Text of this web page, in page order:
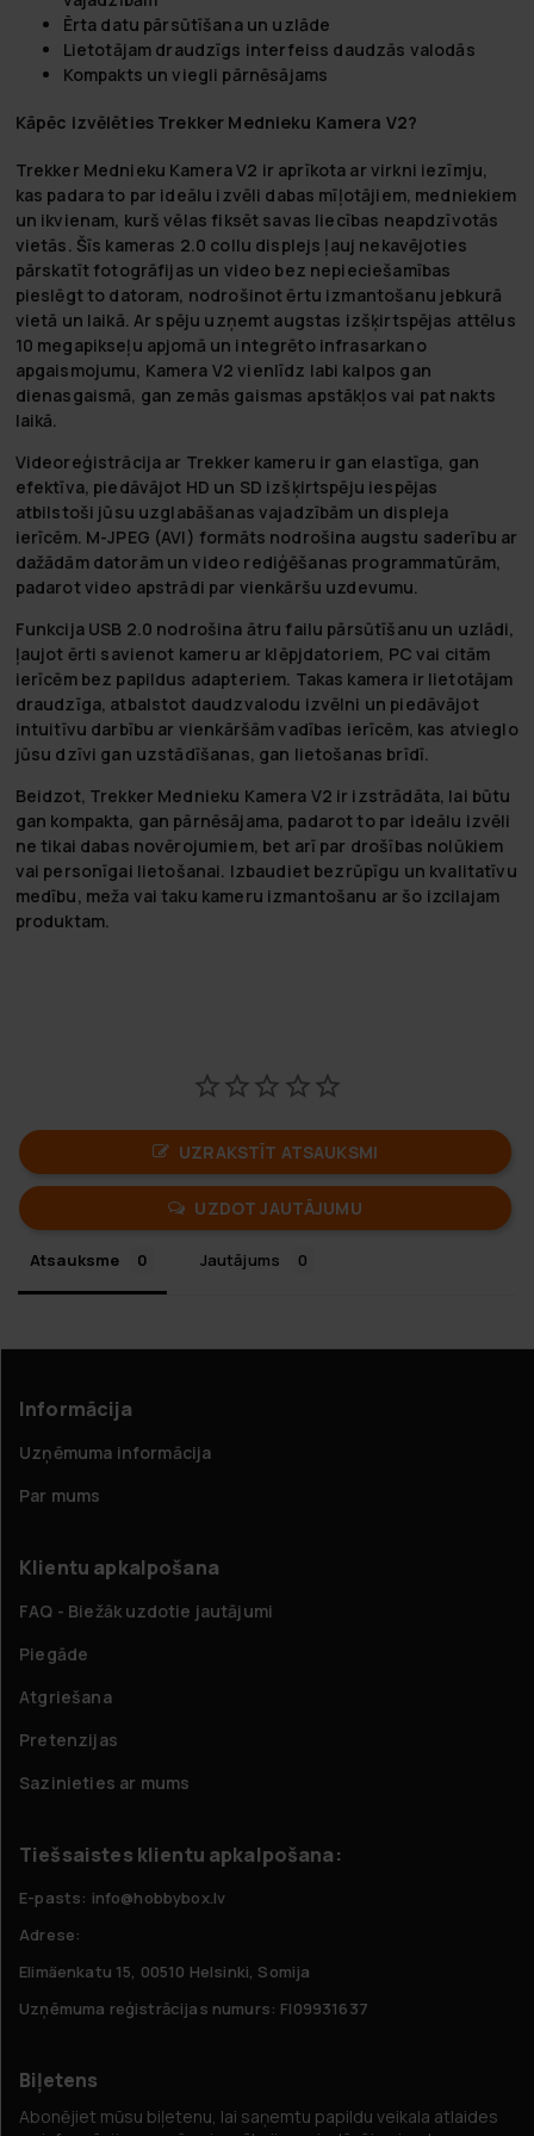
Ērta datu pārsūtīšana un uzlāde
Lietotājam draudzīgs interfeiss daudzās valodās
Kompakts un viegli pārnēsājams
Kāpēc izvēlēties Trekker Mednieku Kamera V2?
Trekker Mednieku Kamera V2 ir aprīkota ar virkni iezīmju,
kas padara to par ideālu izvēli dabas mīļotājiem, medniekiem
un ikvienam, kurš vēlas fiksēt savas liecības neapdzīvotās
vietās. Šīs kameras 2.0 collu displejs ļauj nekavējoties
pārskatīt fotogrāfijas un video bez nepieciešamības
pieslēgt to datoram, nodrošinot ērtu izmantošanu jebkurā
vietā un laikā. Ar spēju uzņemt augstas izšķirtspējas attēlus
10 megapikseļu apjomā un integrēto infrasarkano
apgaismojumu, Kamera V2 vienlīdz labi kalpos gan
dienasgaismā, gan zemās gaismas apstākļos vai pat nakts
laikā.
Videoreģistrācija ar Trekker kameru ir gan elastīga, gan
efektīva, piedāvājot HD un SD izšķirtspēju iespējas
atbilstoši jūsu uzglabāšanas vajadzībām un displeja
ierīcēm. M-JPEG (AVI) formāts nodrošina augstu saderību ar
dažādām datorām un video rediģēšanas programmatūrām,
padarot video apstrādi par vienkāršu uzdevumu.
Funkcija USB 2.0 nodrošina ātru failu pārsūtīšanu un uzlādi,
ļaujot ērti savienot kameru ar klēpjdatoriem, PC vai citām
ierīcēm bez papildus adapteriem. Takas kamera ir lietotājam
draudzīga, atbalstot daudzvalodu izvēlni un piedāvājot
intuitīvu darbību ar vienkāršām vadības ierīcēm, kas atvieglo
jūsu dzīvi gan uzstādīšanas, gan lietošanas brīdī.
Beidzot, Trekker Mednieku Kamera V2 ir izstrādāta, lai būtu
gan kompakta, gan pārnēsājama, padarot to par ideālu izvēli
ne tikai dabas novērojumiem, bet arī par drošības nolūkiem
vai personīgai lietošanai. Izbaudiet bezrūpīgu un kvalitatīvu
medību, meža vai taku kameru izmantošanu ar šo izcilajam
produktam.
UZRAKSTĪT ATSAUKSMI
UZDOT JAUTĀJUMU
Atsauksme Jautājums
Informācija
Uzņēmuma informācija
Par mums
Klientu apkalpošana
FAQ - Biežāk uzdotie jautājumi
Piegāde
Atgriešana
Pretenzijas
Sazinieties ar mums
Tiešsaistes klientu apkalpošana:
E-pasts: info@hobbybox.lv
Adrese:
Elimäenkatu 15, 00510 Helsinki, Somija
Uzņēmuma reģistrācijas numurs: FI09931637
Biļetens
Abonējiet mūsu biļetenu, lai saņemtu papildu veikala atlaides